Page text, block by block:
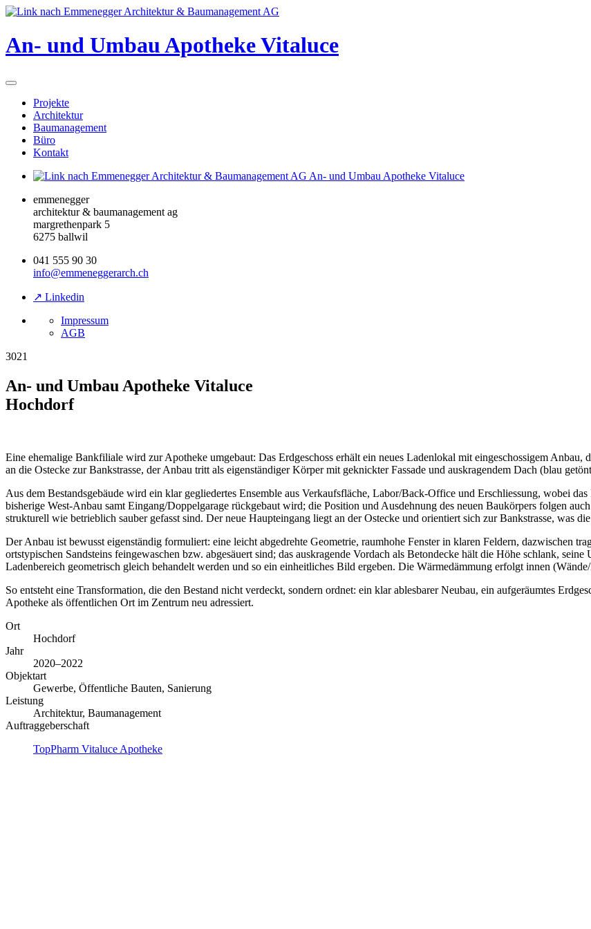
An- und Umbau Apotheke Vitaluce
Projekte
Architektur
Baumanagement
Büro
Kontakt
An- und Umbau Apotheke Vitaluce
emmenegger
architektur & baumanagement ag
margrethenpark 5
6275 ballwil
041 555 90 30
info@emmeneggerarch.ch
↗ Linkedin
Impressum
AGB
3021
An- und Umbau Apotheke Vitaluce
Hochdorf
Eine ehemalige Bankfiliale wird zur Apotheke umgebaut: Das Erdgeschoss erhält ein neues Ladenlokal mit eingeschossigem
an die Ostecke zur Bankstrasse, der Anbau tritt als eigenständiger Körper mit geknickter Fassade und auskragendem Dach (blau
Aus dem Bestandsgebäude wird ein klar gegliedertes Ensemble aus Verkaufsfläche, Labor/Back-Office und Erschliessung, wobei
bisherige West-Anbau samt Eingang/Doppelgarage rückgebaut wird; die Position und Ausdehnung des neuen Baukörpers folgen
strukturell wie betrieblich sauber gefasst sind. Der neue Haupteingang liegt an der Ostecke und orientiert sich zur Bankstrasse, was
Der Anbau ist bewusst eigenständig formuliert: eine leicht abgedrehte Geometrie, raumhohe Fenster in klaren Feldern, dazwischen
ortstypischen Sandsteins feingewaschen bzw. abgesäuert sind; das auskragende Vordach als Betondecke hält die Höhe schlank,
Ladenbereich geometrisch gleich behandelt werden und so ein einheitliches Bild ergeben. Die Wärmedämmung erfolgt innen
So entsteht eine Transformation, die den Bestand nicht verdeckt, sondern ordnet: ein klar ablesbarer Neubau, ein aufgeräumtes
Apotheke als öffentlichen Ort im Zentrum neu adressiert.
Ort
Hochdorf
Jahr
2020–2022
Objektart
Gewerbe, Öffentliche Bauten, Sanierung
Leistung
Architektur, Baumanagement
Auftraggeberschaft
TopPharm Vitaluce Apotheke